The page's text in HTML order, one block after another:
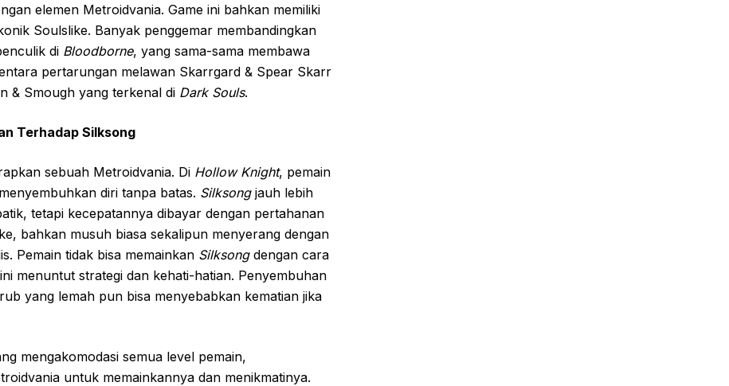
elemen Metroidvania. Game ini bahkan memiliki
Soulslike. Banyak penggemar membandingkan
di Bloodborne, yang sama-sama membawa
pertarungan melawan Skarrgard & Spear Skarr
& Smough yang terkenal di Dark Souls.
Terhadap Silksong
sebuah Metroidvania. Di Hollow Knight, pemain
diri tanpa batas. Silksongjauh lebih
tetapi kecepatannya dibayar dengan pertahanan
bahkan musuh biasa sekalipun menyerang dengan
Pemain tidak bisa memainkan Silksongdengan cara
menuntut strategi dan kehati-hatian. Penyembuhan
yang lemah pun bisa menyebabkan kematian jika
mengakomodasi semua level pemain,
untuk memainkannya dan menikmatinya.